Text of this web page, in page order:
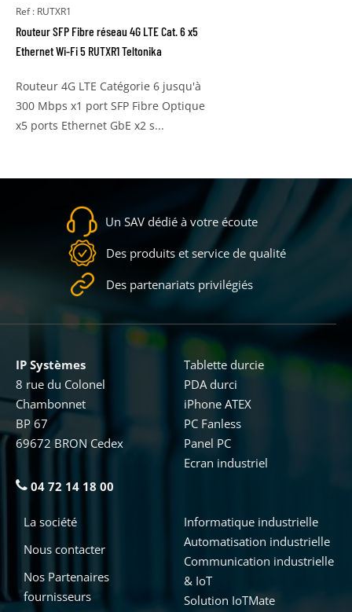
Ref : RUTXR1
Routeur SFP Fibre réseau 4G LTE Cat. 6 x5
Ethernet Wi-Fi 5 RUTXR1 Teltonika
Routeur 4G LTE Catégorie 6 jusqu'à
300 Mbps x1 port SFP Fibre Optique
x5 ports Ethernet GbE x2 s...
Un SAV dédié à votre écoute
Des produits et service de qualité
Des partenariats privilégiés
IP Systèmes
8 rue du Colonel
Chambonnet
BP 67
69672 BRON Cedex
04 72 14 18 00
Informatique industrielle
Automatisation industrielle
Communication industrielle
& IoT
Solution IoTMate
Tablette durcie
PDA durci
iPhone ATEX
PC Fanless
Panel PC
Ecran industriel
La société
Nous contacter
Nos Partenaires
fournisseurs